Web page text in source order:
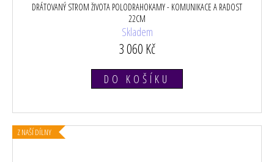
DRÁTOVANÝ STROM ŽIVOTA POLODRAHOKAMY - KOMUNIKACE A RADOST
22CM
Skladem
3 060 Kč
DO KOŠÍKU
Z NAŠÍ DÍLNY